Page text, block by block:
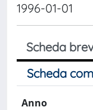
1996-01-01
Scheda
Scheda
Anno